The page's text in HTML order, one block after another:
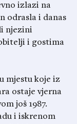
izlazi na
odrasla i danas
njezini
i gostima
mjestu koje iz
ostaje vjerna
još 1987.
i iskrenom